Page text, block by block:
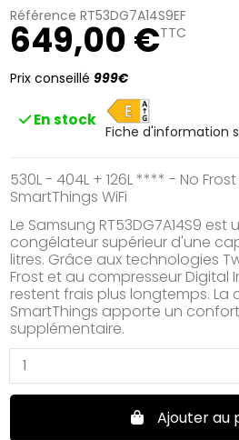
Référence RT53DG7A14S9EF
649,00 €TTC
Prix conseillé 999€
En stock
E
Fiche d'information
530L - 404L + 126L **** - No
SmartThings WiFi
Le Samsung RT53DG7A14S9
congélateur supérieur d'une
litres. Grâce aux technologies
Frost et au compresseur Digital
restent frais plus longtemps. La
SmartThings apporte un
supplémentaire.
Ajouter au